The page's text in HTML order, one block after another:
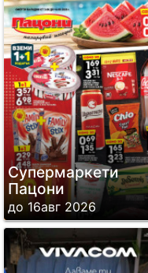
Супермаркети
Пацони
до 16авг 2026